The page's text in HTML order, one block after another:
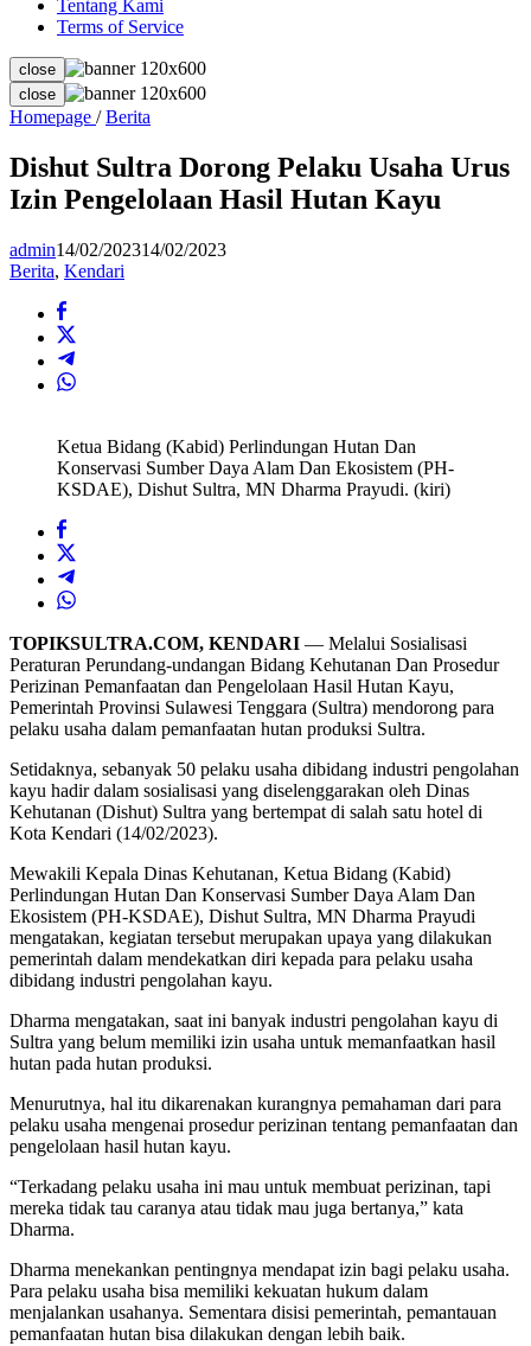
Tentang Kami
Terms of Service
close
close
Homepage / Berita
Dorong
Pelaku
Usaha
Izin
Dishut Sultra Dorong Pelaku Usaha Urus
Izin Pengelolaan Hasil Hutan Kayu
admin14/02/202314/02/2023
Berita, Kendari
Ketua Bidang (Kabid) Perlindungan Hutan Dan
Konservasi Sumber Daya Alam Dan Ekosistem (PH-
KSDAE), Dishut Sultra, MN Dharma Prayudi. (kiri)
TOPIKSULTRA.COM, KENDARI — Melalui Sosialisasi
Peraturan Perundang-undangan Bidang Kehutanan Dan Prosedur
Perizinan Pemanfaatan dan Pengelolaan Hasil Hutan Kayu,
Pemerintah Provinsi Sulawesi Tenggara (Sultra) mendorong para
pelaku usaha dalam pemanfaatan hutan produksi Sultra.
Setidaknya, sebanyak 50 pelaku usaha dibidang industri pengolahan
kayu hadir dalam sosialisasi yang diselenggarakan oleh Dinas
Kehutanan (Dishut) Sultra yang bertempat di salah satu hotel di
Kota Kendari (14/02/2023).
Mewakili Kepala Dinas Kehutanan, Ketua Bidang (Kabid)
Perlindungan Hutan Dan Konservasi Sumber Daya Alam Dan
Ekosistem (PH-KSDAE), Dishut Sultra, MN Dharma Prayudi
mengatakan, kegiatan tersebut merupakan upaya yang dilakukan
pemerintah dalam mendekatkan diri kepada para pelaku usaha
dibidang industri pengolahan kayu.
Dharma mengatakan, saat ini banyak industri pengolahan kayu di
Sultra yang belum memiliki izin usaha untuk memanfaatkan hasil
hutan pada hutan produksi.
Menurutnya, hal itu dikarenakan kurangnya pemahaman dari para
pelaku usaha mengenai prosedur perizinan tentang pemanfaatan dan
pengelolaan hasil hutan kayu.
“Terkadang pelaku usaha ini mau untuk membuat perizinan, tapi
mereka tidak tau caranya atau tidak mau juga bertanya,” kata
Dharma.
Dharma menekankan pentingnya mendapat izin bagi pelaku usaha.
Para pelaku usaha bisa memiliki kekuatan hukum dalam
menjalankan usahanya. Sementara disisi pemerintah, pemantauan
pemanfaatan hutan bisa dilakukan dengan lebih baik.